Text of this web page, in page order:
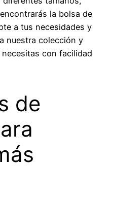
la bolsa de
a tus necesidades y
nuestra colección y
con facilidad
de